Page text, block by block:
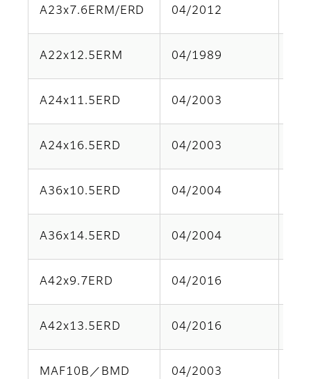
A23x7.6ERM/ERD 04/2012
A22x12.5ERM 04/1989
A24x11.5ERD 04/2003
A24x16.5ERD 04/2003
A36x10.5ERD 04/2004
A36x14.5ERD 04/2004
A42x9.7ERD 04/2016
A42x13.5ERD 04/2016
MAF10B／BMD 04/2003